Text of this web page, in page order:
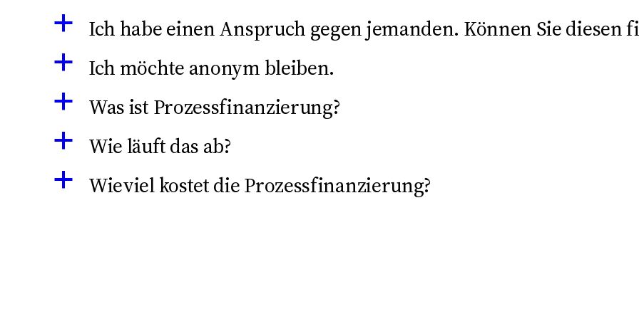
a Ich habe einen Anspruch gegen jemanden. Können Sie diesen
a Ich möchte anonym bleiben.
a Was ist Prozessfinanzierung?
a Wie läuft das ab?
a Wieviel kostet die Prozessfinanzierung?